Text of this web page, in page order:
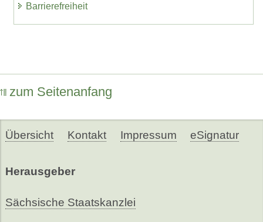
Barrierefreiheit
zum Seitenanfang
Übersicht Kontakt Impressum eSignatur
Herausgeber
Sächsische Staatskanzlei